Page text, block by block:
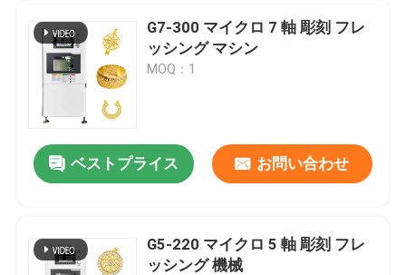
G7-300 マイクロ 7 軸 彫刻 フレ
ッシング マシン
MOQ：1
ベストプライス お問い合わせ
G5-220 マイクロ 5 軸 彫刻 フレ
ッシング 機械